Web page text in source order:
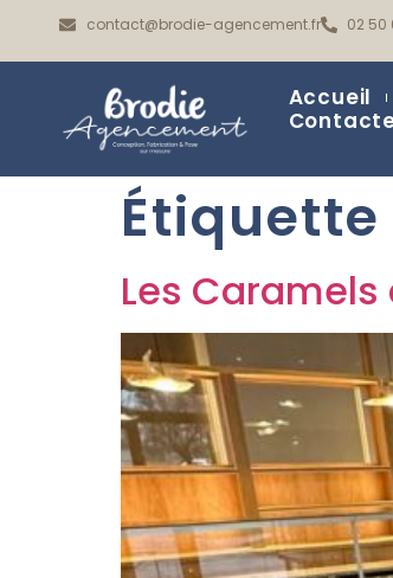
contact@brodie-agencement.fr 02 50
Accueil
Étiquette
Les Caramels